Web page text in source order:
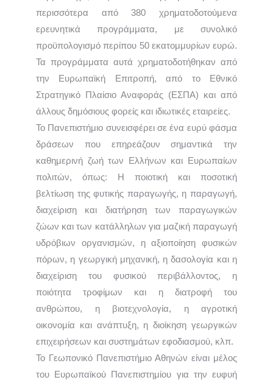
περισσότερα από 380 χρηματοδοτούμενα
ερευνητικά προγράμματα, με συνολικό
προϋπολογισμό περίπου 50 εκατομμυρίων ευρώ.
Τα προγράμματα αυτά χρηματοδοτήθηκαν από
την Ευρωπαϊκή Επιτροπή, από το Εθνικό
Στρατηγικό Πλαίσιο Αναφοράς (ΕΣΠΑ) και από
άλλους δημόσιους φορείς και ιδιωτικές εταιρείες.
Το Πανεπιστήμιο συνεισφέρει σε ένα ευρύ φάσμα
δράσεων που επηρεάζουν σημαντικά την
καθημερινή ζωή των Ελλήνων και Ευρωπαίων
πολιτών, όπως: Η ποιοτική και ποσοτική
βελτίωση της φυτικής παραγωγής, η παραγωγή,
διαχείριση και διατήρηση των παραγωγικών
ζώων και των κατάλληλων για μαζική παραγωγή
υδρόβιων οργανισμών, η αξιοποίηση φυσικών
πόρων, η γεωργική μηχανική, η δασολογία και η
διαχείριση του φυσικού περιβάλλοντος, η
ποιότητα τροφίμων και η διατροφή του
ανθρώπου, η βιοτεχνολογία, η αγροτική
οικονομία και ανάπτυξη, η διοίκηση γεωργικών
επιχειρήσεων και συστημάτων εφοδιασμού, κλπ.
Το Γεωπονικό Πανεπιστήμιο Αθηνών είναι μέλος
του Ευρωπαϊκού Πανεπιστημίου για την ευφυή